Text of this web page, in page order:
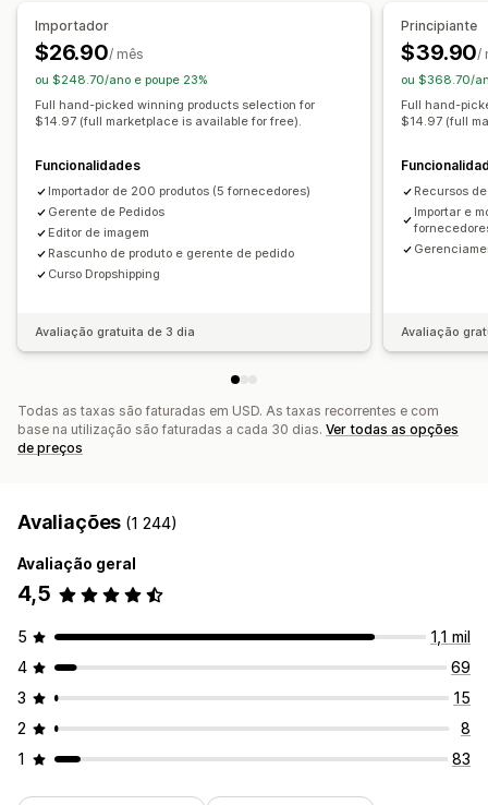
Locais de aquisição
Alemanha Argentina Austrália
China
Croácia Emirados Árabes Unidos Espanha
Estados Unidos
Finlândia França Hungria Itália Noruega
Nova Zelândia
Países Baixos
Polónia
Suécia
Suíça Turquia Áustria Índia
Impressão total
Bordado
Chapéus
Sapatos
Presentes de época festiva
Decoração do lar Artesanato a laser Joalharia
Produtos para animais
Arte mural
Amigo do ambiente
Opções de envio
Marca branca
Envio ecológico Processamento global
Envio múltiplo
Atualizações em tempo real
Importador
$26.90/ mês
ou $248.70/ano e poupe 23%
Full hand-picked winning products selection for
$14.97 (full marketplace is available for free).
Funcionalidades
Importador de 200 produtos (5 fornecedores)
Gerente de Pedidos
Editor de imagem
Rascunho de produto e gerente de pedido
Curso Dropshipping
Avaliação gratuita de 3 dia
Principiante
$39.90/
ou $368.70/
Full hand-
$14.97 (full
Recursos
Importar e
Avaliação
Todas as taxas são faturadas em USD. As taxas recorrentes e com
base na utilização são faturadas a cada 30 dias. Ver todas as opções
de preços
Avaliações (1 244)
Avaliação geral
4,5
5
1,1 mil
4
69
3
15
2
8
1
83